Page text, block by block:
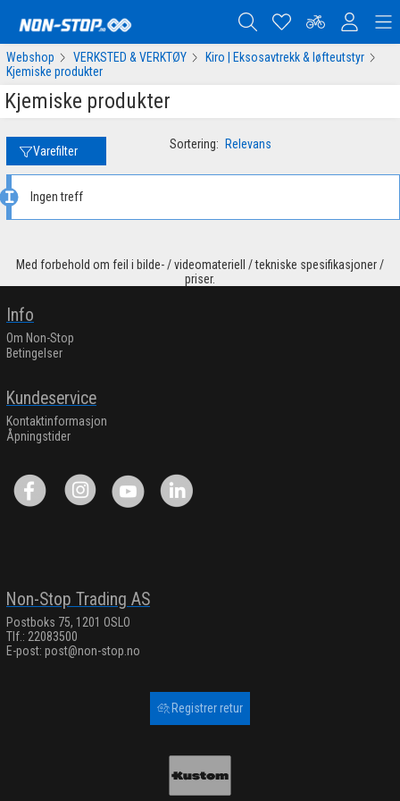
Webshop VERKSTED & VERKTØY
Kiro | Eksosavtrekk & løfteutstyr
Kjemiske produkter
Kjemiske produkter
Varefilter Sortering: Relevans
Ingen treff
Med forbehold om feil i bilde- / videomateriell / tekniske spesifikasjoner /
priser.
Info
Om Non-Stop
Betingelser
Kundeservice
Kontaktinformasjon
Åpningstider
Non-Stop Trading AS
Postboks 75, 1201 OSLO
Tlf.: 22083500
E-post: post@non-stop.no
Registrer retur